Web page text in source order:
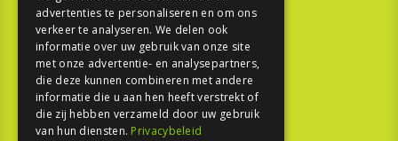
SPORT
REPORTAGE
TOUREN
advertenties te personaliseren en om ons
verkeer te analyseren. We delen ook
informatie over uw gebruik van onze site
met onze advertentie- en analysepartners,
die deze kunnen combineren met andere
informatie die u aan hen heeft verstrekt of
die zij hebben verzameld door uw gebruik
van hun diensten. Privacybeleid